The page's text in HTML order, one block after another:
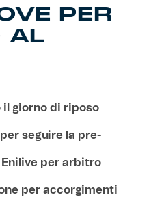
PER
AL
il giorno di riposo
seguire la pre-
Enilive per arbitro
per accorgimenti